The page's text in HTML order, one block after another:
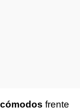
frente